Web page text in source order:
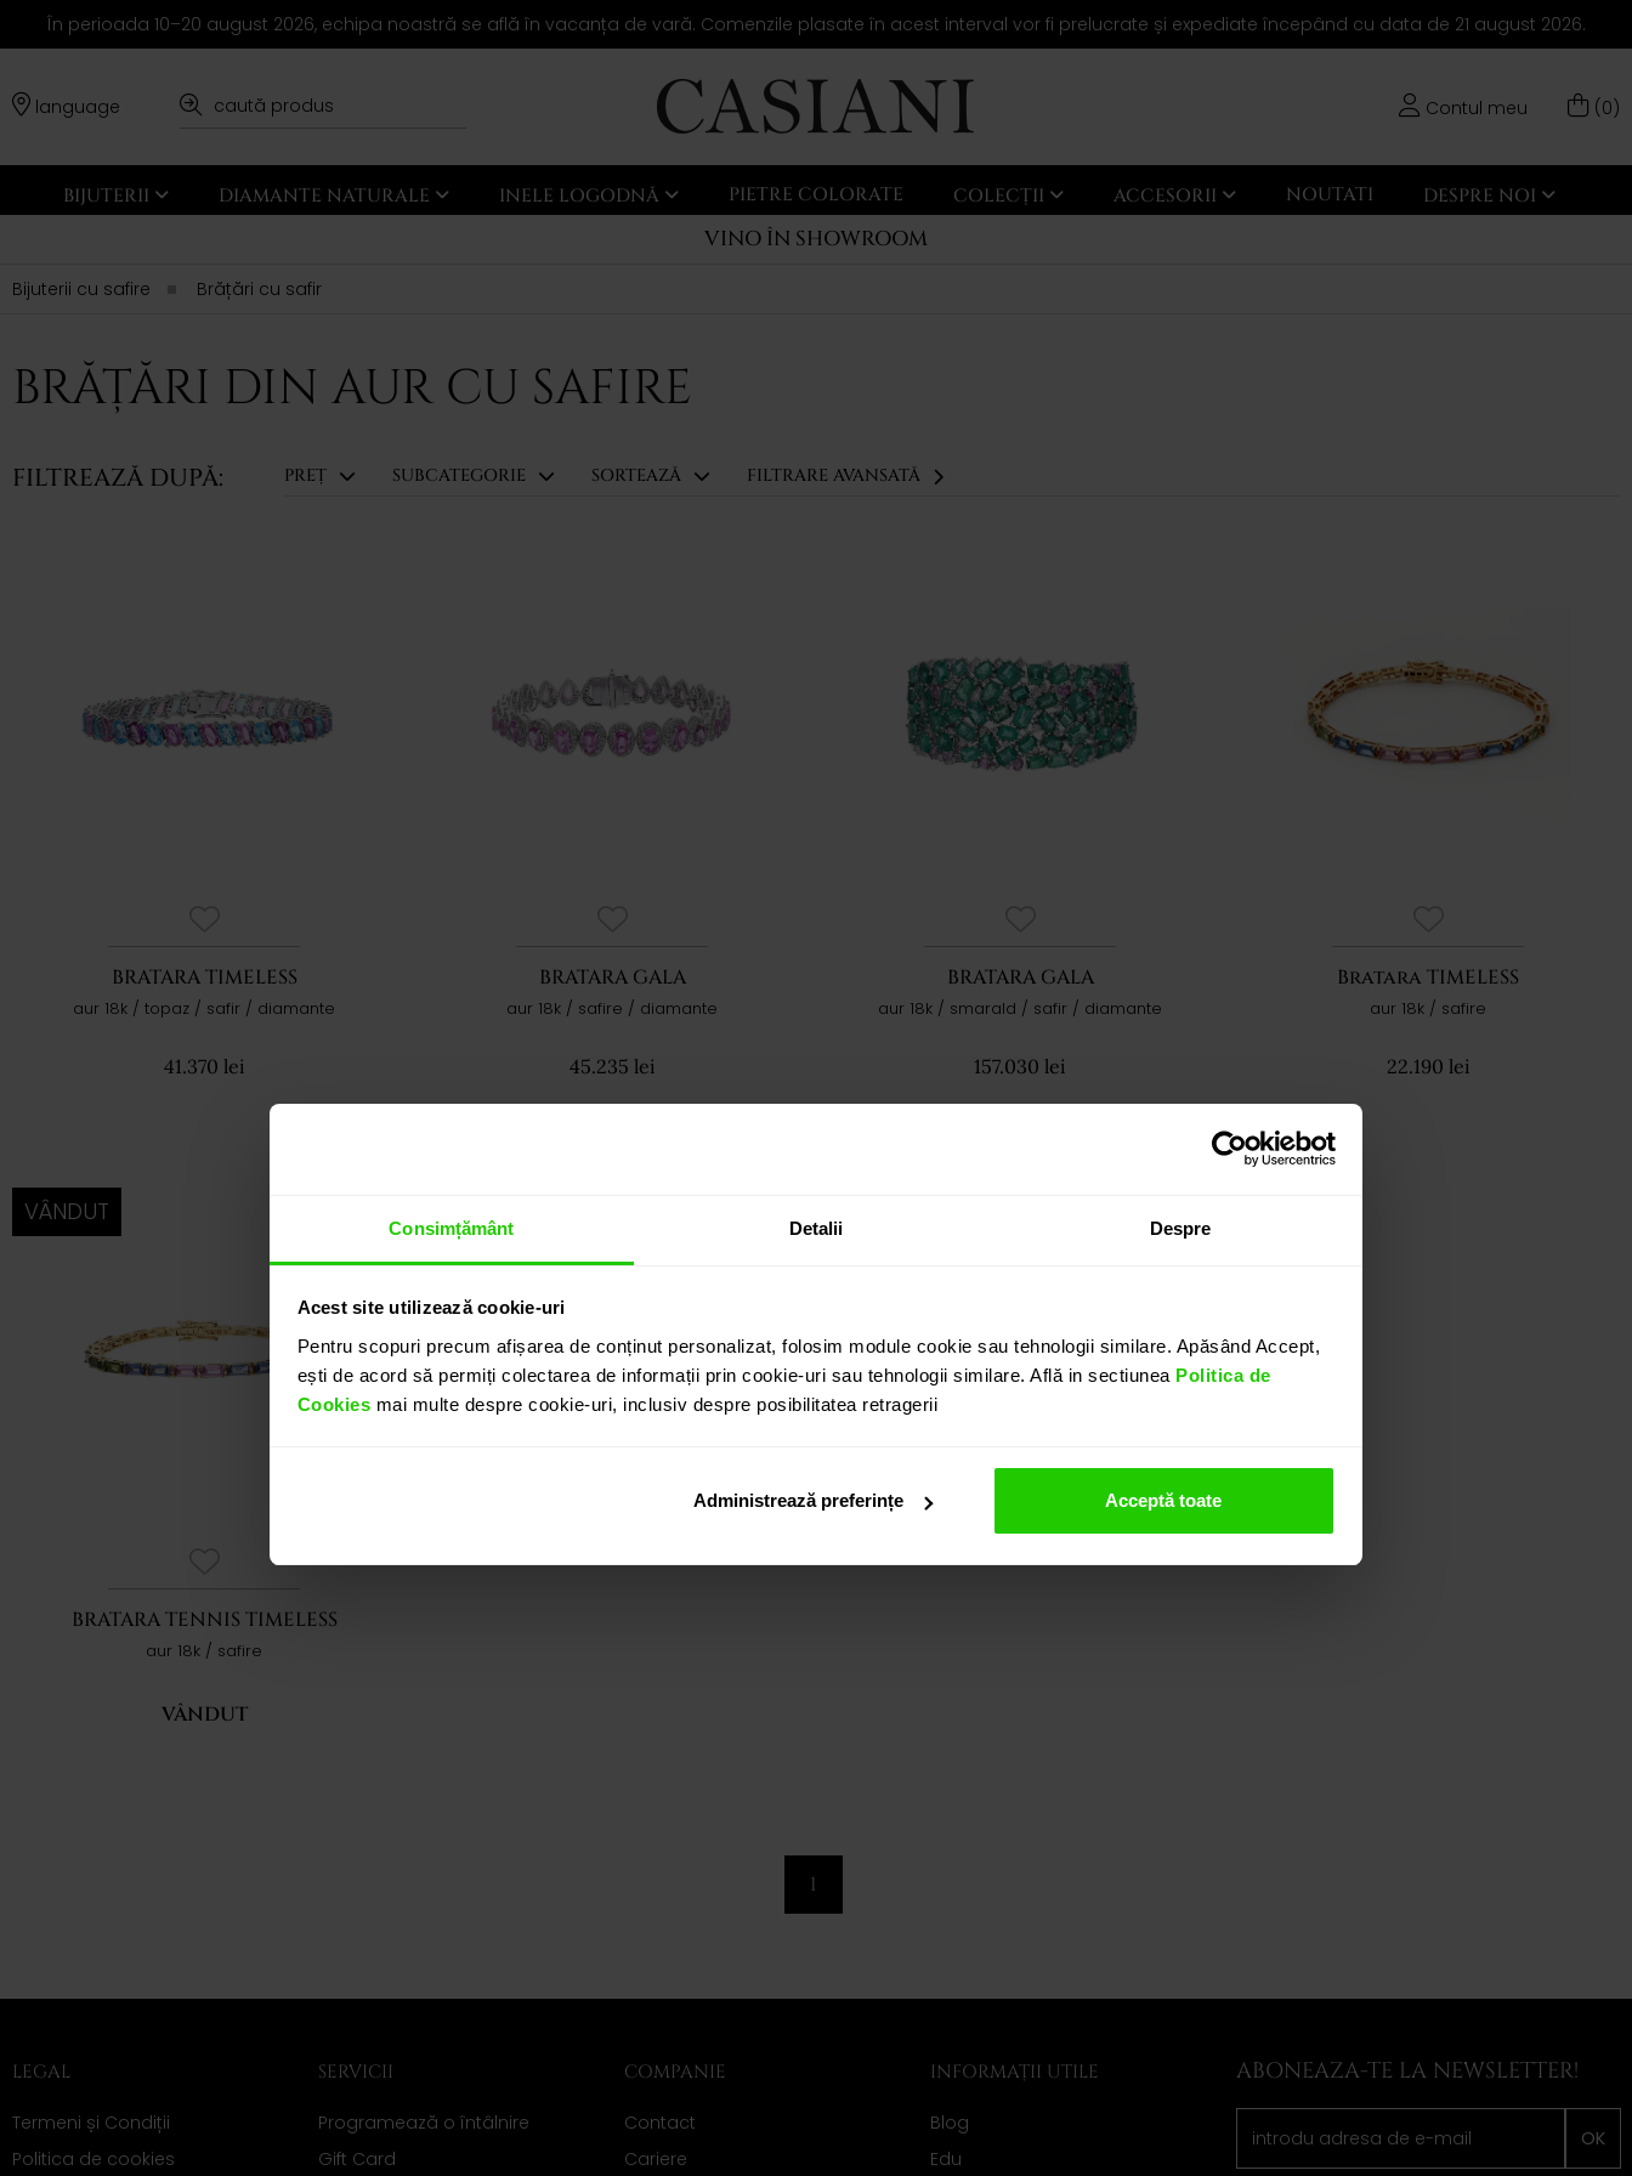
Consimțământ Detalii Despre
Acest site utilizează cookie-uri
Pentru scopuri precum afișarea de conținut personalizat, folosim module cookie sau tehnologii similare. Apăsând Accept,
ești de acord să permiți colectarea de informații prin cookie-uri sau tehnologii similare. Află in sectiunea Politica de
Cookies mai multe despre cookie-uri, inclusiv despre posibilitatea retragerii
Administrează preferințe Acceptă toate
În perioada 10–20 august 2026, echipa noastră se află în vacanța de vară. Comenzile plasate în acest interval vor fi prelucrate și expediate începând cu data de 21 august 2026.
language Contul meu (0)
BIJUTERII DIAMANTE NATURALE INELE LOGODNĂ PIETRE COLORATE COLECȚII ACCESORII NOUTATI DESPRE NOI
VINO ÎN SHOWROOM
Bijuterii cu safire Brățări cu safir
BRĂȚĂRI DIN AUR CU SAFIRE
FILTREAZĂ DUPĂ: PREȚ SUBCATEGORIE SORTEAZĂ FILTRARE AVANSATĂ
BRATARA TIMELESS
aur 18k / topaz / safir / diamante
41.370 lei
BRATARA GALA
aur 18k / safire / diamante
45.235 lei
BRATARA GALA
aur 18k / smarald / safir / diamante
157.030 lei
Bratara TIMELESS
aur 18k / safire
22.190 lei
VÂNDUT
BRATARA TENNIS TIMELESS
aur 18k / safire
VÂNDUT
1
LEGAL
Termeni și Condiții
Politica de cookies
SERVICII
Programează o întâlnire
Gift Card
COMPANIE
Contact
Cariere
INFORMAȚII UTILE
Blog
Edu
ABONEAZA-TE LA NEWSLETTER!
OK